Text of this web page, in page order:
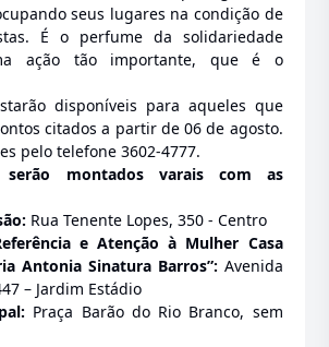
seus lugares na condição de
É o perfume da solidariedade
ação tão importante, que é o
disponíveis para aqueles que
citados a partir de 06 de agosto.
pelo telefone 3602-4777.
serão montados varais com as
Rua Tenente Lopes, 350 - Centro
e Atenção à Mulher Casa
Antonia Sinatura Barros”: Avenida
– Jardim Estádio
Praça Barão do Rio Branco, sem